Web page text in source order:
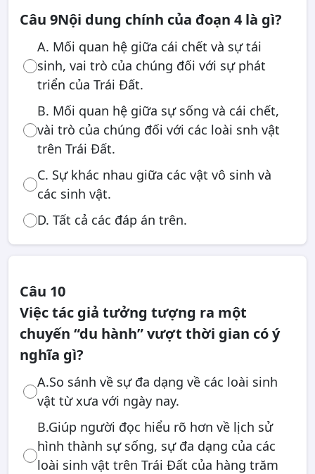
Câu 9Nội dung chính của đoạn 4 là gì?
A. Mối quan hệ giữa cái chết và sự tái
sinh, vai trò của chúng đối với sự phát
triển của Trái Đất.
B. Mối quan hệ giữa sự sống và cái chết,
vài trò của chúng đối với các loài snh vật
trên Trái Đất.
C. Sự khác nhau giữa các vật vô sinh và
các sinh vật.
D. Tất cả các đáp án trên.
Câu 10
Việc tác giả tưởng tượng ra một
chuyến “du hành” vượt thời gian có ý
nghĩa gì?
A.So sánh về sự đa dạng về các loài sinh
vật từ xưa với ngày nay.
B.Giúp người đọc hiểu rõ hơn về lịch sử
hình thành sự sống, sự đa dạng của các
loài sinh vật trên Trái Đất của hàng trăm